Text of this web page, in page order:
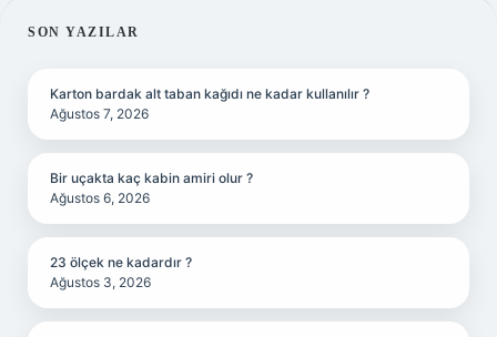
SIDEBAR
SON YAZILAR
Karton bardak alt taban kağıdı ne kadar kullanılır ?
Ağustos 7, 2026
Bir uçakta kaç kabin amiri olur ?
Ağustos 6, 2026
23 ölçek ne kadardır ?
Ağustos 3, 2026